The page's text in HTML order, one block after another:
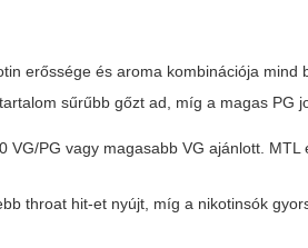
erőssége és aroma kombinációja mind
sűrűbb gőzt ad, míg a magas PG
VG/PG vagy magasabb VG ajánlott.
throat hit-et nyújt, míg a nikotinsók